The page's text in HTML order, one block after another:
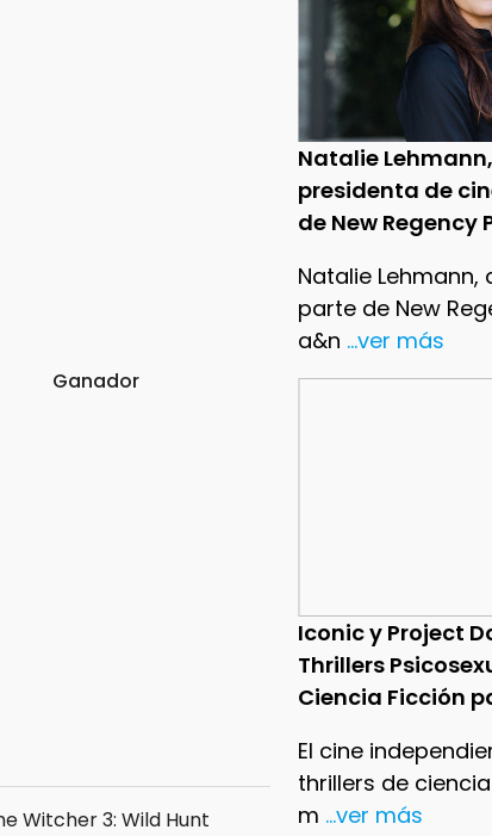
Natalie
presidenta de
de New Regency
Natalie Lehmann,
parte de New
a&n ...ver más
Iconic y Project
Thrillers
Ciencia Ficción
El cine
thrillers de
m ...ver más
Ganador
Witcher 3: Wild Hunt